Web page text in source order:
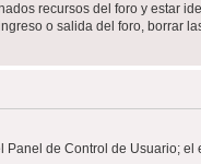
recursos del foro y estar
o salida del foro, borrar
de Control de Usuario;